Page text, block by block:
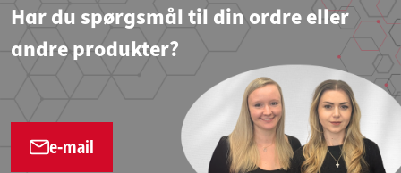
Har du spørgsmål til din ordre eller
andre produkter?
e-mail